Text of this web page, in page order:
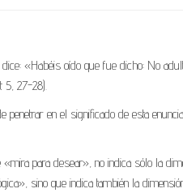
dice: «Habéis oído que fue dicho: No
27-28).
penetrar en el significado de esta
para desear», no indica sólo la
sino que indica también la